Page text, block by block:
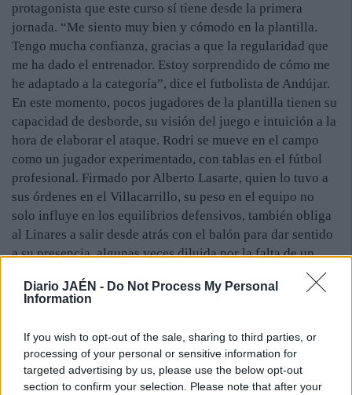
Diario JAÉN - Do Not Process My Personal
Information
If you wish to opt-out of the sale, sharing to third parties, or
processing of your personal or sensitive information for
targeted advertising by us, please use the below opt-out
section to confirm your selection. Please note that after your
protagonista que este curso sí tiene desde la primera
jornada. “Me siento muy bien y cómodo en la plantilla.
Tengo mucha confianza, gracias a que la regularidad que
me ha dado el entrenador. Estoy sorprendido de cómo me
he adaptado a la categoría”, dice el futbolista de Andújar.
En este momento, pocos jugadores de la plantilla tienen su
capacidad de desborde, su visión del juego e intuición a la
hora de elaborar el ataque. Rodri se mueve en el campo
como un jugador experimentado, con tablas en el fútbol
profesional. Firmado por Alberto Lasarte, quien lo tuvo a
sus órdenes en el Villacarrillo, su peso en el equipo no
solo influye en los equilibrios defensivos, también obliga
al Linares a salir desde atrás con el balón para dar sentido
a su presencia, algunas veces diluida por la falta de un
pivote que lo libere del trabajo sucio y permita que active
la circulación del esférico, de luz a la transición y bata las
el colectivo. Se ve como un futbolista importante, y esa
seguridad le permite crecer por encima de las
expectativas. La conquista de Rodri es el premio a la